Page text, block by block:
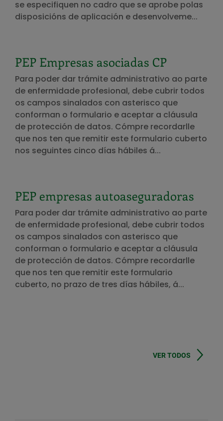
se especifiquen no cadro que se aprobe polas
disposicións de aplicación e desenvolveme...
PEP Empresas asociadas CP
Para poder dar trámite administrativo ao parte
de enfermidade profesional, debe cubrir todos
os campos sinalados con asterisco que
conforman o formulario e aceptar a cláusula
de protección de datos. Cómpre recordarlle
que nos ten que remitir este formulario cuberto
nos seguintes cinco días hábiles á...
PEP empresas autoaseguradoras
Para poder dar trámite administrativo ao parte
de enfermidade profesional, debe cubrir todos
os campos sinalados con asterisco que
conforman o formulario e aceptar a cláusula
de protección de datos. Cómpre recordarlle
que nos ten que remitir este formulario
cuberto, no prazo de tres días hábiles, á...
VER TODOS